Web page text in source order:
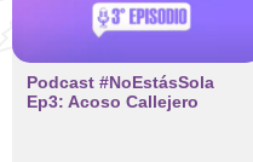
Podcast #NoEstásSola
Ep3: Acoso Callejero